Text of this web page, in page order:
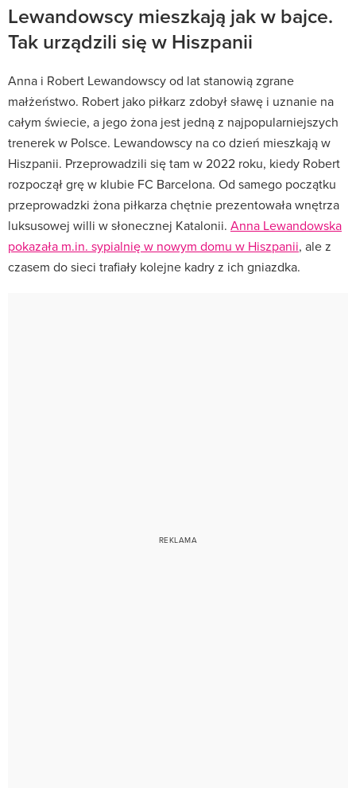
Lewandowscy mieszkają jak w bajce.
Tak urządzili się w Hiszpanii
Anna i Robert Lewandowscy od lat stanowią zgrane
małżeństwo. Robert jako piłkarz zdobył sławę i uznanie na
całym świecie, a jego żona jest jedną z najpopularniejszych
trenerek w Polsce. Lewandowscy na co dzień mieszkają w
Hiszpanii. Przeprowadzili się tam w 2022 roku, kiedy Robert
rozpoczął grę w klubie FC Barcelona. Od samego początku
przeprowadzki żona piłkarza chętnie prezentowała wnętrza
luksusowej willi w słonecznej Katalonii. Anna Lewandowska
pokazała m.in. sypialnię w nowym domu w Hiszpanii, ale z
czasem do sieci trafiały kolejne kadry z ich gniazdka.